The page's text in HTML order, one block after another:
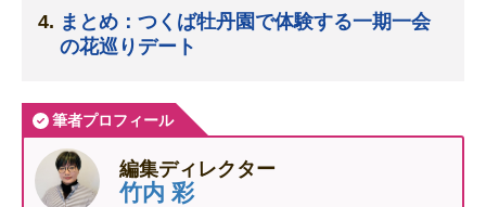
まとめ：つくば牡丹園で体験する一期一会
の花巡りデート
筆者プロフィール
編集ディレクター
竹内 彩